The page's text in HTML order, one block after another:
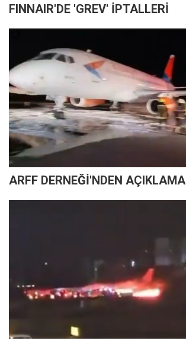
FINNAIR'DE 'GREV' İPTALLERİ
ARFF DERNEĞİ'NDEN AÇIKLAMA